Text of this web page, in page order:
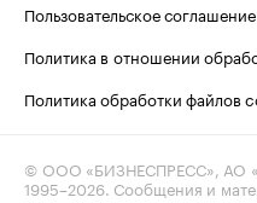
Пользовательское соглашение
Политика в отношении
Политика обработки файлов
© ООО «БИЗНЕСПРЕСС», АО
1995–2026. Сообщения и